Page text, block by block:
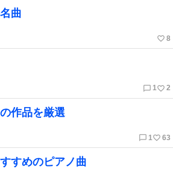
曲
favorite_border 8
chat_bubble_outline 1 favorite_border 2
作品を厳選
chat_bubble_outline 1 favorite_border 63
すめのピアノ曲